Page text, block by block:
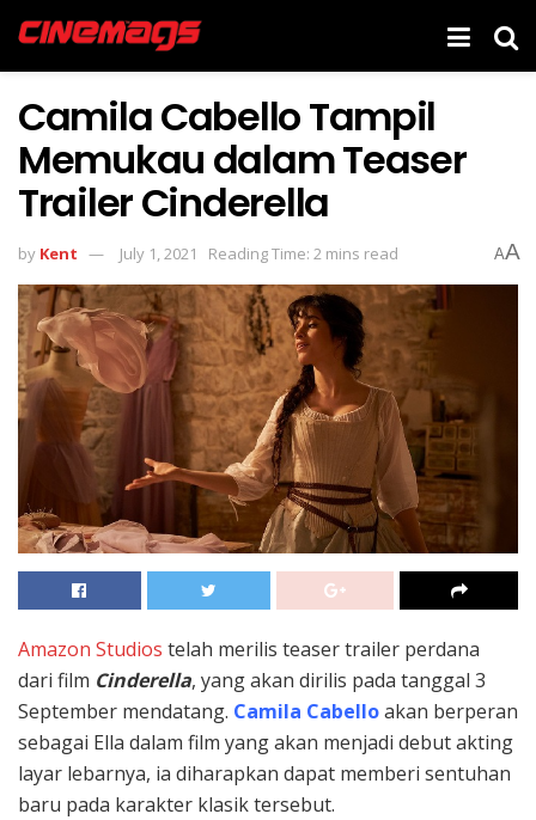
Camila Cabello Tampil
Memukau dalam Teaser
Trailer Cinderella
by Kent July 1, 2021 Reading Time: 2 mins read AA
Amazon Studios telah merilis teaser trailer perdana
dari film Cinderella, yang akan dirilis pada tanggal 3
September mendatang. Camila Cabelloakan berperan
sebagai Ella dalam film yang akan menjadi debut akting
layar lebarnya, ia diharapkan dapat memberi sentuhan
baru pada karakter klasik tersebut.